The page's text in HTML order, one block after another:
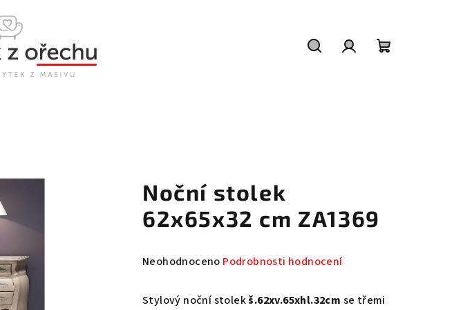
Noční stolek
62x65x32 cm ZA1369
Průměrné
produktu
Neohodnoceno Podrobnosti hodnocení
Stylový noční stolekš.62xv.65xhl.32cm se třemi